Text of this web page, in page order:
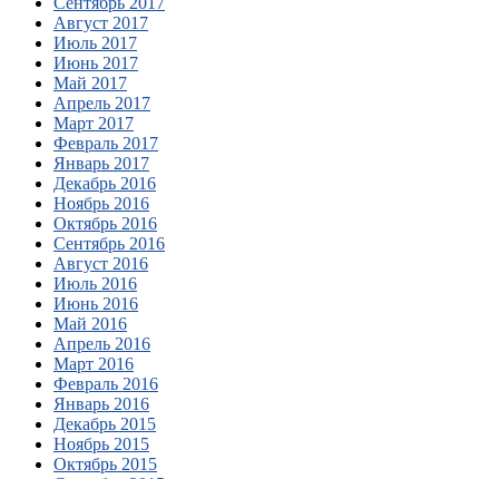
Август 2017
Июль 2017
Июнь 2017
Май 2017
Апрель 2017
Март 2017
Февраль 2017
Январь 2017
Декабрь 2016
Ноябрь 2016
Октябрь 2016
Сентябрь 2016
Август 2016
Июль 2016
Июнь 2016
Май 2016
Апрель 2016
Март 2016
Февраль 2016
Январь 2016
Декабрь 2015
Ноябрь 2015
Октябрь 2015